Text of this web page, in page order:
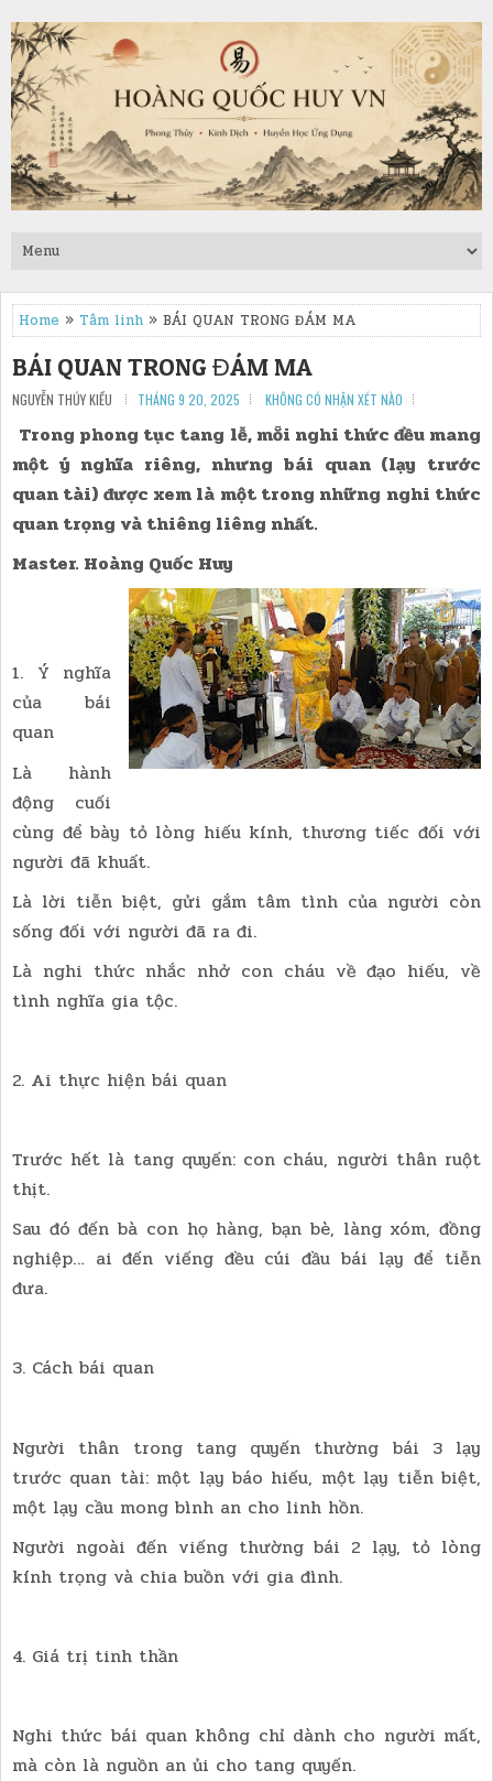
Home » Tâm linh » BÁI QUAN TRONG ĐÁM MA
BÁI QUAN TRONG ĐÁM MA
NGUYỄN THÚY KIỀU THÁNG 9 20, 2025 KHÔNG CÓ NHẬN XÉT NÀO
Trong phong tục tang lễ, mỗi nghi thức đều mang
một ý nghĩa riêng, nhưng bái quan (lạy trước
quan tài) được xem là một trong những nghi thức
quan trọng và thiêng liêng nhất.
Master. Hoàng Quốc Huy
1. Ý nghĩa
của bái
quan
Là hành
động cuối
cùng để bày tỏ lòng hiếu kính, thương tiếc đối với
người đã khuất.
Là lời tiễn biệt, gửi gắm tâm tình của người còn
sống đối với người đã ra đi.
Là nghi thức nhắc nhở con cháu về đạo hiếu, về
tình nghĩa gia tộc.
2. Ai thực hiện bái quan
Trước hết là tang quyến: con cháu, người thân ruột
thịt.
Sau đó đến bà con họ hàng, bạn bè, làng xóm, đồng
nghiệp… ai đến viếng đều cúi đầu bái lạy để tiễn
đưa.
3. Cách bái quan
Người thân trong tang quyến thường bái 3 lạy
trước quan tài: một lạy báo hiếu, một lạy tiễn biệt,
một lạy cầu mong bình an cho linh hồn.
Người ngoài đến viếng thường bái 2 lạy, tỏ lòng
kính trọng và chia buồn với gia đình.
4. Giá trị tinh thần
Nghi thức bái quan không chỉ dành cho người mất,
mà còn là nguồn an ủi cho tang quyến.